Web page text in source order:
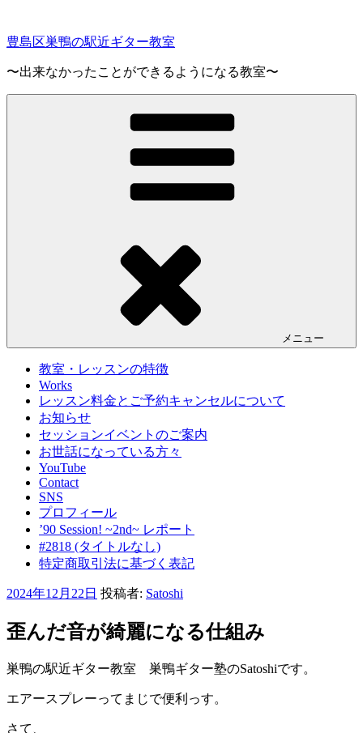
テ
へ
豊島区巣鴨の駅近ギター教室
〜出来なかったことができるようになる教室〜
メニュー
教室・レッスンの特徴
Works
レッスン料金とご予約キャンセルについて
お知らせ
セッションイベントのご案内
お世話になっている方々
YouTube
Contact
SNS
プロフィール
’90 Session! ~2nd~ レポート
#2818 (タイトルなし)
特定商取引法に基づく表記
投
日:
2024年12月22日 投稿者: Satoshi
歪んだ音が綺麗になる仕組み
巣鴨の駅近ギター教室 巣鴨ギター塾のSatoshiです。
エアースプレーってまじで便利っす。
さて、